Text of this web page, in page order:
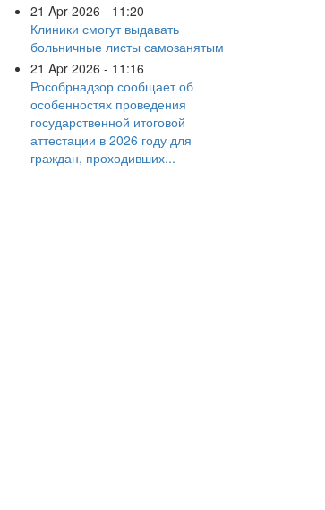
21 Apr 2026 - 11:20
Клиники смогут выдавать
больничные листы самозанятым
21 Apr 2026 - 11:16
Рособрнадзор сообщает об
особенностях проведения
государственной итоговой
аттестации в 2026 году для
граждан, проходивших...